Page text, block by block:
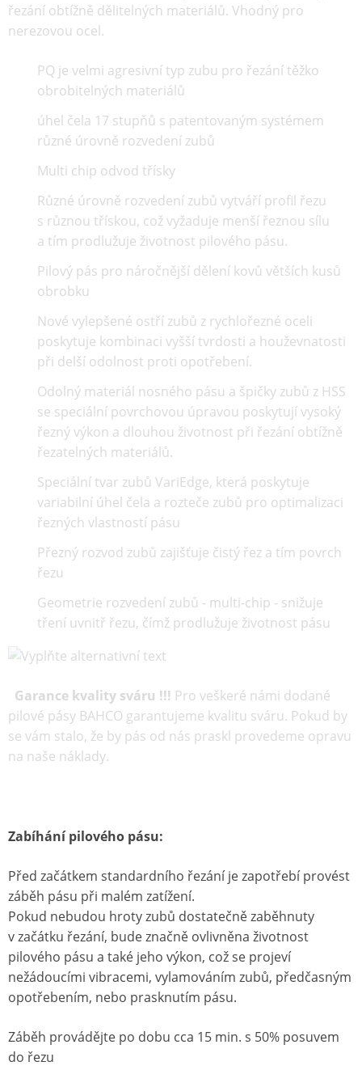
řezání obtížně dělitelných materiálů. Vhodný pro
nerezovou ocel.
PQ je velmi agresivní typ zubu pro řezání těžko
obrobitelných materiálů
úhel čela 17 stupňů s patentovaným systémem
různé úrovně rozvedení zubů
Multi chip odvod třísky
Různé úrovně rozvedení zubů vytváří profil řezu
s různou třískou, což vyžaduje menší řeznou sílu
a tím prodlužuje životnost pilového pásu.
Pilový pás pro náročnější dělení kovů větších kusů
obrobku
Nové vylepšené ostří zubů z rychlořezné oceli
poskytuje kombinaci vyšší tvrdosti a houževnatosti
při delší odolnost proti opotřebení.
Odolný materiál nosného pásu a špičky zubů z HSS
se speciální povrchovou úpravou poskytují vysoký
řezný výkon a dlouhou životnost při řezání obtížně
řezatelných materiálů.
Speciální tvar zubů VariEdge, která poskytuje
variabilní úhel čela a rozteče zubů pro optimalizaci
řezných vlastností pásu
Přezný rozvod zubů zajišťuje čistý řez a tím povrch
řezu
Geometrie rozvedení zubů - multi-chip - snižuje
tření uvnitř řezu, čímž prodlužuje životnost pásu
Garance kvality sváru !!! Pro veškeré námi dodané
pilové pásy BAHCO garantujeme kvalitu sváru. Pokud by
se vám stalo, že by pás od nás praskl provedeme opravu
na naše náklady.
Zabíhání pilového pásu:
Před začátkem standardního řezání je zapotřebí provést
záběh pásu při malém zatížení.
Pokud nebudou hroty zubů dostatečně zaběhnuty
v začátku řezání, bude značně ovlivněna životnost
pilového pásu a také jeho výkon, což se projeví
nežádoucími vibracemi, vylamováním zubů, předčasným
opotřebením, nebo prasknutím pásu.
Záběh provádějte po dobu cca 15 min. s 50% posuvem
do řezu